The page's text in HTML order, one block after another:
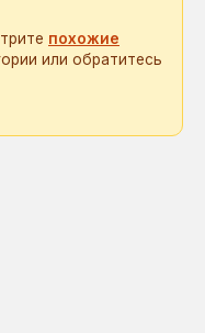
похожие
или обратитесь